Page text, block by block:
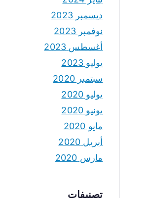
ديسمبر 2023
نوفمبر 2023
أغسطس 2023
يوليو 2023
سبتمبر 2020
يوليو 2020
يونيو 2020
مايو 2020
أبريل 2020
مارس 2020
تصنيفات